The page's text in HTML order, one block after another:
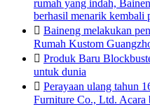
rumah yang indah,
berhasil menarik kembali
 Baineng melakukan
Rumah Kustom
 Produk Baru
untuk dunia
 Perayaan ulang tahun
Furniture Co., Ltd. Acara